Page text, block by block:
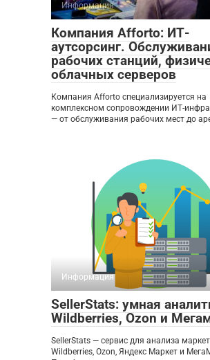
Информация
Компания Afforto: ИТ-
аутсорсинг.
рабочих станций,
облачных серверов
Компания Afforto специализируется на
комплексном сопровождении ИТ-
— от обслуживания рабочих мест до
Информация
SellerStats: умная
Wildberries, Ozon и
SellerStats — сервис для анализа
Wildberries, Ozon, Яндекс Маркет и